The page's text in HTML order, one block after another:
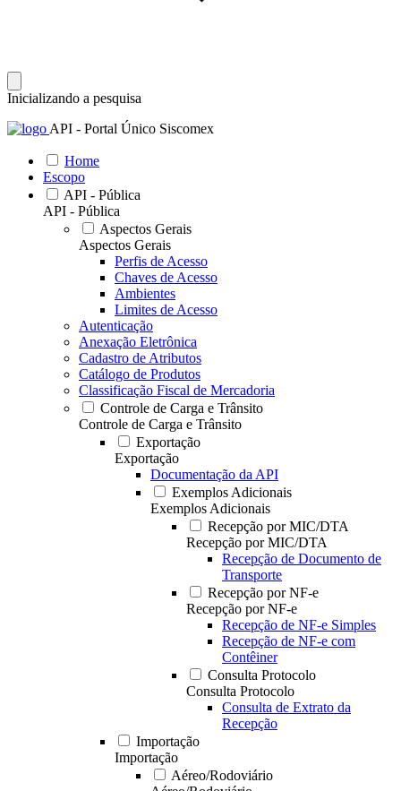
Inicializando a pesquisa
API - Portal Único Siscomex
Home
Escopo
API - Pública
API - Pública
Aspectos Gerais
Aspectos Gerais
Perfis de Acesso
Chaves de Acesso
Ambientes
Limites de Acesso
Autenticação
Anexação Eletrônica
Cadastro de Atributos
Catálogo de Produtos
Classificação Fiscal de Mercadoria
Controle de Carga e Trânsito
Controle de Carga e Trânsito
Exportação
Exportação
Documentação da API
Exemplos Adicionais
Exemplos Adicionais
Recepção por MIC/DTA
Recepção por MIC/DTA
Recepção de Documento de
Transporte
Recepção por NF-e
Recepção por NF-e
Recepção de NF-e Simples
Recepção de NF-e com
Contêiner
Consulta Protocolo
Consulta Protocolo
Consulta de Extrato da
Recepção
Importação
Importação
Aéreo/Rodoviário